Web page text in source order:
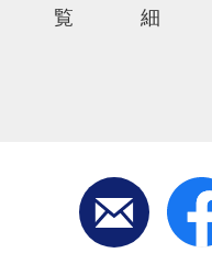
覧
細